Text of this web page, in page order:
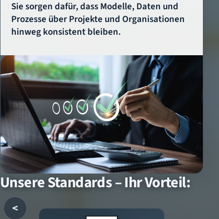
Sie sorgen dafür, dass Modelle, Daten und
Prozesse über Projekte und Organisationen
hinweg konsistent bleiben.
Unsere Standards – Ihr Vorteil:
<